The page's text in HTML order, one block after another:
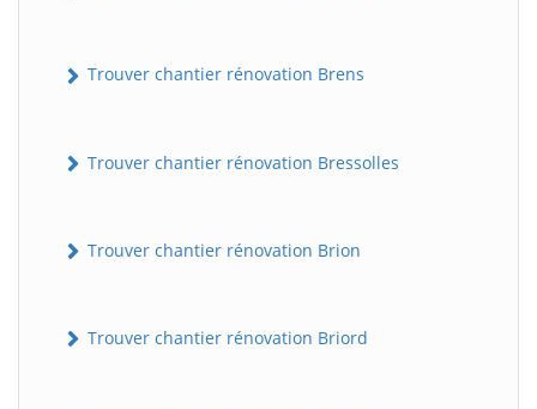
Trouver chantier rénovation Brens
Trouver chantier rénovation Bressolles
Trouver chantier rénovation Brion
Trouver chantier rénovation Briord